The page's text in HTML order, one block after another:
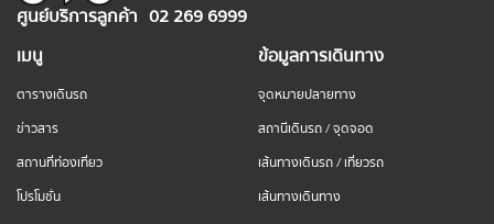
ศูนย์บริการลูกค้า 02 269 6999
เมนู
ตารางเดินรถ
ข่าวสาร
สถานที่ท่องเที่ยว
โปรโมชั่น
ข้อมูลการเดินทาง
จุดหมายปลายทาง
สถานีเดินรถ / จุดจอด
เส้นทางเดินรถ / เที่ยวรถ
เส้นทางเดินทาง